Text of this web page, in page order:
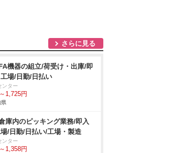
さらに見る
機器の組立/荷受け・出庫/即
場/日勤/日払い
ンター
1,725円
県
庫内のピッキング業務/即入
/日勤/日払い/工場・製造
ンター
1,358円